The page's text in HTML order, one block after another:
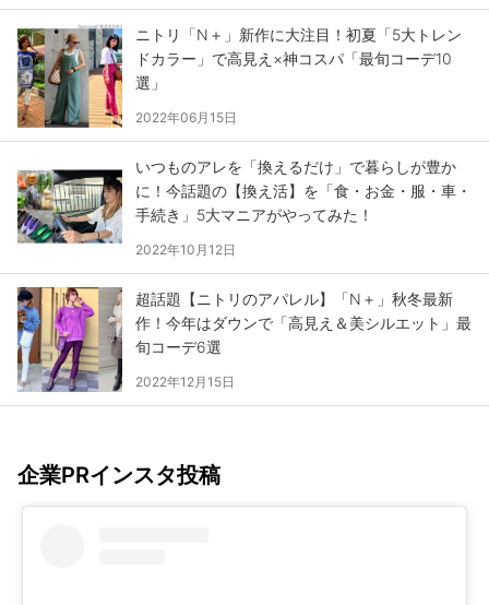
ニトリ「N＋」新作に大注目！初夏「5大トレン
ドカラー」で高見え×神コスパ「最旬コーデ10
選」
2022年06月15日
いつものアレを「換えるだけ」で暮らしが豊か
に！今話題の【換え活】を「食・お金・服・車・
手続き」5大マニアがやってみた！
2022年10月12日
超話題【ニトリのアパレル】「N＋」秋冬最新
作！今年はダウンで「高見え＆美シルエット」最
旬コーデ6選
2022年12月15日
企業PRインスタ投稿